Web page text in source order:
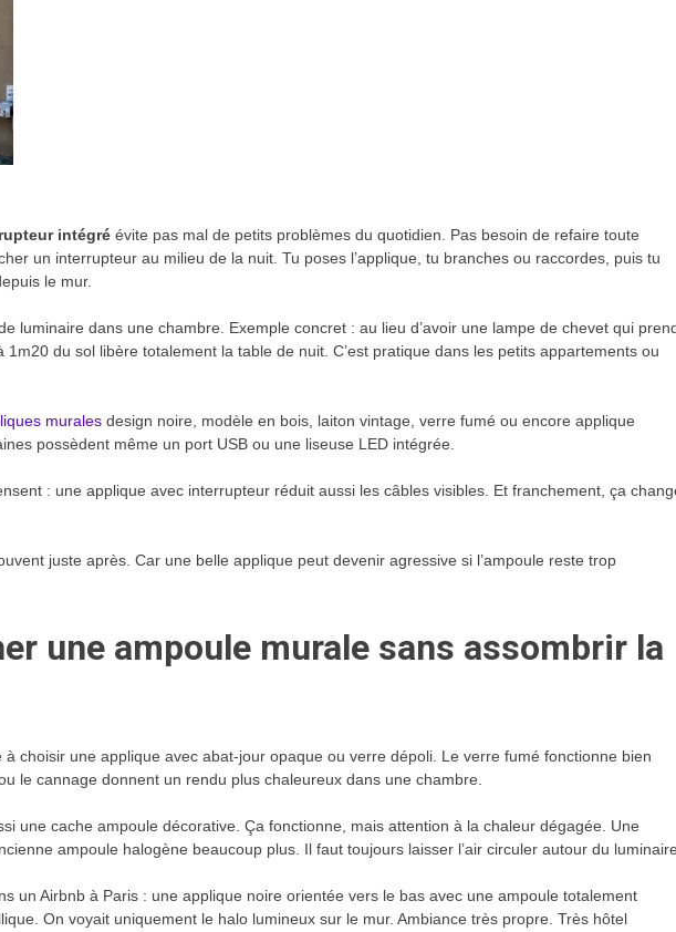
intégré évite pas mal de petits problèmes du quotidien. Pas besoin de refaire toute
un interrupteur au milieu de la nuit. Tu poses l’applique, tu branches ou raccordes, puis tu
le mur.
luminaire dans une chambre. Exemple concret : au lieu d’avoir une lampe de chevet qui
du sol libère totalement la table de nuit. C’est pratique dans les petits appartements ou
murales design noire, modèle en bois, laiton vintage, verre fumé ou encore applique
possèdent même un port USB ou une liseuse LED intégrée.
: une applique avec interrupteur réduit aussi les câbles visibles. Et franchement, ça
juste après. Car une belle applique peut devenir agressive si l’ampoule reste trop
une ampoule murale sans assombrir la
à choisir une applique avec abat-jour opaque ou verre dépoli. Le verre fumé fonctionne bien
le cannage donnent un rendu plus chaleureux dans une chambre.
une cache ampoule décorative. Ça fonctionne, mais attention à la chaleur dégagée. Une
ampoule halogène beaucoup plus. Il faut toujours laisser l’air circuler autour du
un Airbnb à Paris : une applique noire orientée vers le bas avec une ampoule totalement
On voyait uniquement le halo lumineux sur le mur. Ambiance très propre. Très hôtel